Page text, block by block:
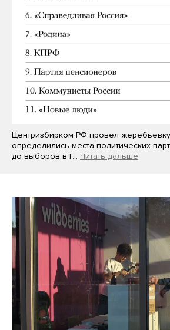
Центризбирком РФ провел
определились места политических
до выборов в Г… Читать дальше